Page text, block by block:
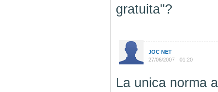
gratuita"?
JOC NET
27/06/2007
01:20
La unica norma